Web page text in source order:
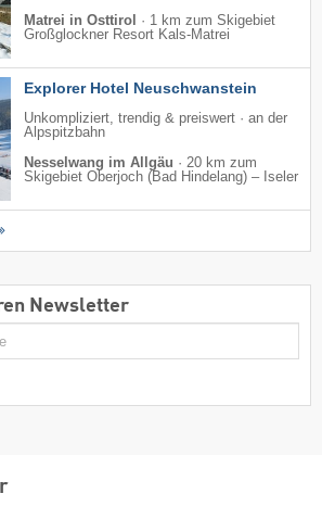
Matrei in Osttirol
· 1 km zum Skigebiet
Großglockner Resort Kals-Matrei
Explorer Hotel Neuschwanstein
Unkompliziert, trendig & preiswert · an der
Alpspitzbahn
Nesselwang im Allgäu · 20 km zum
Skigebiet Oberjoch (Bad Hindelang) – Iseler
Newsletter